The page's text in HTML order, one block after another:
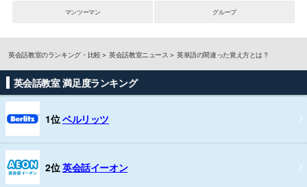
マンツーマン
グループ
英会話教室のランキング・比較 英会話教室ニュース 英単語の間違った覚え方とは？
英会話教室 満足度ランキング
1位ベルリッツ
2位英会話イーオン